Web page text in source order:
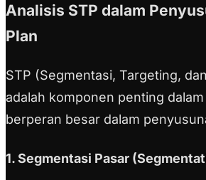
Analisis STP dalam
Plan
STP (Segmentasi, Targeting,
adalah komponen penting
berperan besar dalam
1. Segmentasi Pasar